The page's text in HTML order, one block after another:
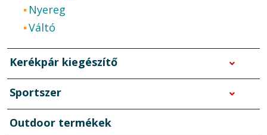
Nyereg
Váltó
Kerékpár kiegészítő
Sportszer
Outdoor termékek